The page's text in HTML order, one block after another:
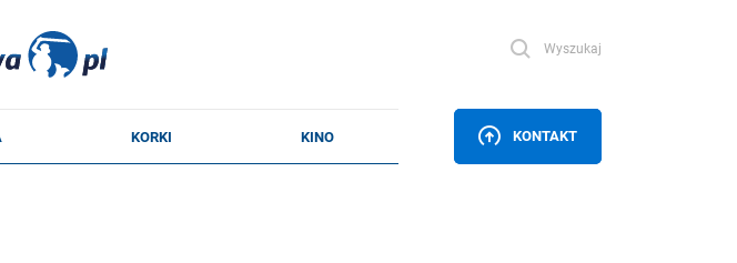
Wyszukaj
KONTAKT